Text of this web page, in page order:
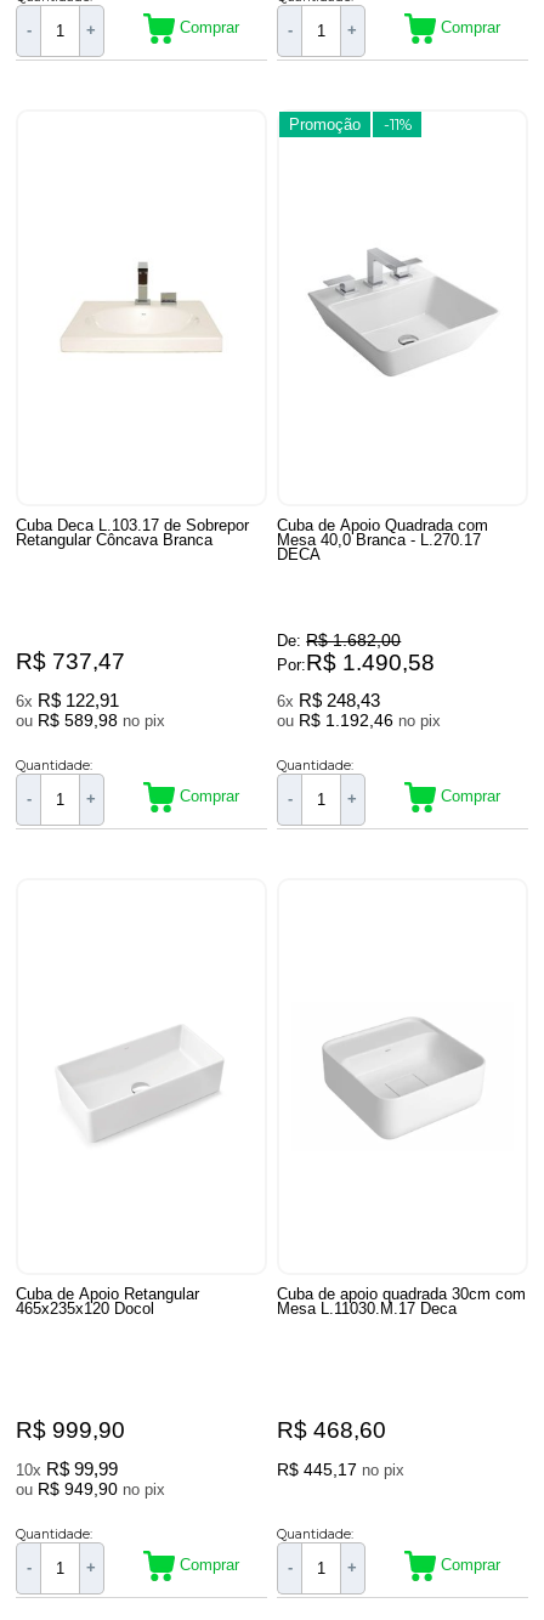
- + Comprar - + Comprar
Cuba Deca L.103.17 de Sobrepor
Retangular Côncava Branca
R$ 737,47
6x R$ 122,91
ou R$ 589,98 no pix
Quantidade:
- + Comprar
Promoção -11%
Cuba de Apoio Quadrada com
Mesa 40,0 Branca - L.270.17
DECA
De: R$ 1.682,00
Por:R$ 1.490,58
6x R$ 248,43
ou R$ 1.192,46 no pix
Quantidade:
- + Comprar
Cuba de Apoio Retangular
465x235x120 Docol
R$ 999,90
10x R$ 99,99
ou R$ 949,90 no pix
Quantidade:
- + Comprar
Cuba de apoio quadrada 30cm com
Mesa L.11030.M.17 Deca
R$ 468,60
R$ 445,17 no pix
Quantidade:
- + Comprar